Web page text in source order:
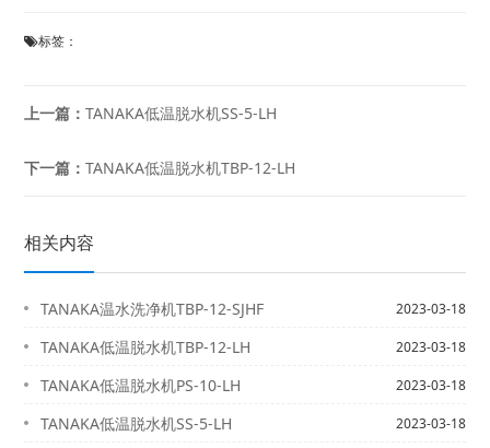
标签：
上一篇：TANAKA低温脱水机SS-5-LH
下一篇：TANAKA低温脱水机TBP-12-LH
相关内容
TANAKA温水洗净机TBP-12-SJHF 2023-03-18
TANAKA低温脱水机TBP-12-LH 2023-03-18
TANAKA低温脱水机PS-10-LH 2023-03-18
TANAKA低温脱水机SS-5-LH 2023-03-18